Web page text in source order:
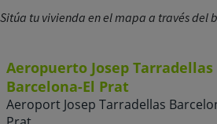
Sitúa tu vivienda en el mapa a través del